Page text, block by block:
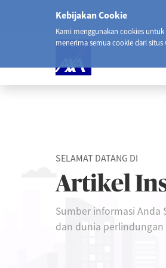
Kebijakan Cookie
Kami menggunakan cookies
menerima semua cookie dari
SELAMAT DATANG DI
Artikel
Sumber informasi Anda
dan dunia perlindungan